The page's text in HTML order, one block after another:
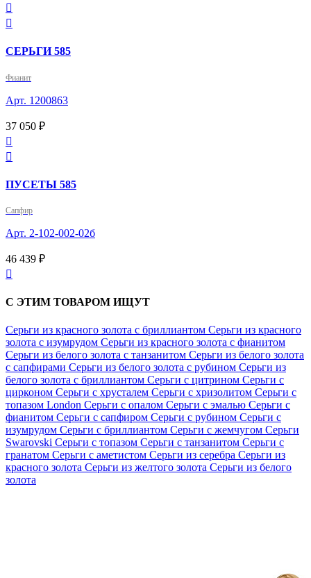


СЕРЬГИ 585
Фианит
Арт. 1200863
37 050 ₽


ПУСЕТЫ 585
Сапфир
Арт. 2-102-002-02б
46 439 ₽

С ЭТИМ ТОВАРОМ ИЩУТ
Серьги из красного золота с бриллиантом Серьги из красного
золота с изумрудом Серьги из красного золота с фианитом
Серьги из белого золота с танзанитом Серьги из белого золота
с сапфирами Серьги из белого золота с рубином Серьги из
белого золота с бриллиантом Серьги с цитрином Серьги с
цирконом Серьги с хрусталем Серьги с хризолитом Серьги с
топазом London Серьги с опалом Серьги с эмалью Серьги с
фианитом Серьги с сапфиром Серьги с рубином Серьги с
изумрудом Серьги с бриллиантом Серьги с жемчугом Серьги
Swarovski Серьги с топазом Серьги с танзанитом Серьги с
гранатом Серьги с аметистом Серьги из серебра Серьги из
красного золота Серьги из желтого золота Серьги из белого
золота